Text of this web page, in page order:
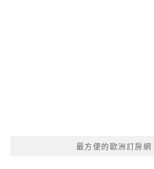
最方便的歐洲訂房網